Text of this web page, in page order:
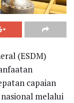
(ESDM)
capaian
melalui